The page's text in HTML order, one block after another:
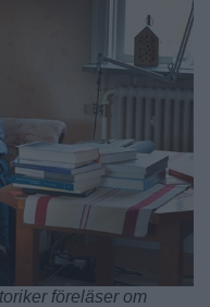
föreläser om